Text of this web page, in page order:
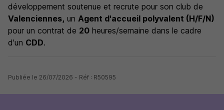
développement soutenue et recrute pour son club de
Valenciennes, un Agent d'accueil polyvalent (H/F/N)
pour un contrat de 20 heures/semaine dans le cadre
d'un CDD.
Publiée le 26/07/2026 - Réf : R50595